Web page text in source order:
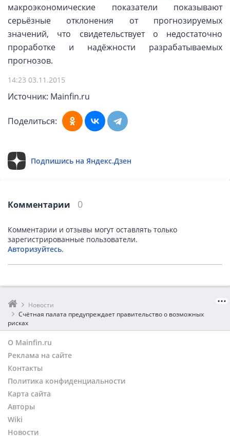
макроэкономические показатели показывают
серьёзные отклонения от прогнозируемых
значений, что свидетельствует о недостаточно
проработке и надёжности разрабатываемых
прогнозов.
14:23 03.11.2015
Источник: Mainfin.ru
Поделиться:
Подпишись на Яндекс.Дзен
Комментарии 0
Комментарии и отзывы могут оставлять только
зарегистрированные пользователи.
Авторизуйтесь.
Новости
Счётная палата предупреждает правительство о возможных
рисках
О Mainfin.ru
Реклама на сайте
Контакты
Политика конфиденциальности
Карта сайта
Авторы
Wiki
Новости